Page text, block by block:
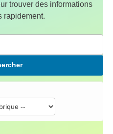
trouver des informations
rapidement.